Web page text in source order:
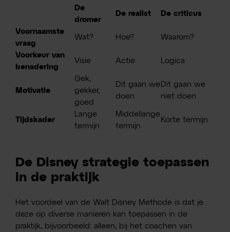
De
dromer
De realist De criticus
Voornaamste
vraag
Wat? Hoe? Waarom?
Voorkeur van
benadering
Visie Actie Logica
Motivatie
Gek,
gekker,
goed
Dit gaan we
doen
Dit gaan we
niet doen
Tijdskader
Lange
termijn
Middellange
termijn
Korte termijn
De Disney strategie toepassen
in de praktijk
Het voordeel van de Walt Disney Methode is dat je
deze op diverse manieren kan toepassen in de
praktijk, bijvoorbeeld: alleen, bij het coachen van